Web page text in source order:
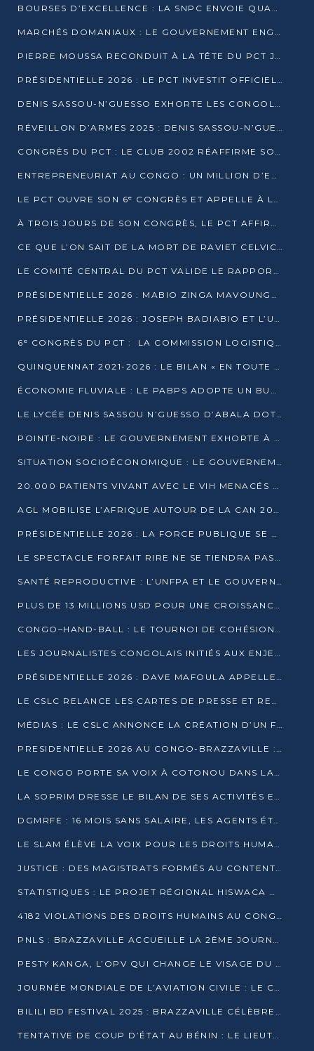
BOURSES D’EXCELLENCE : LA SNPC ENVOIE QUATRE NOUVEAUX TALENTS CONGOLAIS SE FORMER À BAKOU
MARCHÉS DOMANIAUX : LE GOUVERNEMENT ENGAGE LA STRUCTURATION DES TAXES D’ASSAINISSEMENT
PIERRE MOUSSA RECONDUIT À LA TÊTE DU PCT JUSQU’EN 2031
PRÉSIDENTIELLE 2026 : LE PCT INVESTIT OFFICIELLEMENT DENIS SASSOU NGUESSO
DENIS SASSOU-N’GUESSO EXHORTE LES CONGOLAIS À L’UNITÉ ET AU FAIR-PLAY DÉMOCRATIQUE EN 2026
RÉVEILLON D’ARMES 2025 : DENIS SASSOU-N’GUESSO GARANTIT DES ÉLECTIONS 2026 PAISIBLES ET SÉCURISÉES
CONGRÈS DU PCT : LE CLUB 2002 RÉAFFIRME SON SOUTIEN À DENIS SASSOU-N’GUESSO POUR 2026
ENTREPRENEURIAT AU CONGO : UN MILLION D’EUROS POUR FINANCER LES STARTUPS DÈS 2026
LE PCT OUVRE SON 6ᵉ CONGRÈS ET APPELLE À LA CANDIDATURE DE DENIS SASSOU NGUESSO
À TROIS JOURS DE SON CONGRÈS, LE PCT AFFIRME AVOIR ATTEINT TOUS SES OBJECTIFS
CE QUE L’ON SAIT DE LA MORT DE RAVIET CELVIC N’TSIANTSIE
LE COMITÉ CENTRAL DU PCT VALIDE LE RAPPORT DU CONGRÈS ET SOUTIENT DENIS SASSOU N’GUESSO
PRÉSIDENTIELLE 2026 : MABIO ZINGA MAVOUNGOU DÉCLARE SA CANDIDATURE ET CHARGE LE BILAN DU PCT
PRÉSIDENTIELLE 2026 : JOSEPH BADIABIO ET L’UDH-YUKI JOUENT LA PRUDENCE
6ᵉ CONGRÈS DU PCT : LA COMMISSION LOGISTIQUE ASSURE LA DISTRIBUTION DES KITS
QUINQUENNAT 2021-2026 : LE BILAN « EN TOUTE TRANSPARENCE » PRÉSENTÉ À LA PRESSE
ÉCONOMIE FLUVIALE : LE PABPS ADOPTE UN BUDGET 2026 DE PLUS DE 2,7 MILLIARDS FCFA
LE LYCÉE DENIS SASSOU N’GUESSO D’ABALA DOTÉ D’UNE SALLE MULTIMÉDIA
POINTE-NOIRE : LE GOUVERNEMENT EXHORTE À UN USAGE RESPONSABLE DU NOUVEAU MATÉRIEL MUNICIPAL
SITUATION SOCIOÉCONOMIQUE : LE GOUVERNEMENT INTERPELLÉ DEVANT LE SÉNAT
20.000 PATIENTS VIVANT AVEC LE VIH MENACÉS D’ARRÊT DE TRAITEMENT
AGL MOBILISE L’AFRIQUE AUTOUR DE LA CAN 2025
PRÉSIDENTIELLE 2026 : LA FORCE PUBLIQUE SE PRÉPARE À SÉCURISER LE SCRUTIN
LE SPECTACLE FORFAIT RIRE NE SE TIENDRA PAS LE 1ER JANVIER
SANTÉ REPRODUCTIVE : L’UNFPA ET LE GOUVERNEMENT AFFINENT LES PRIORITÉS DE 2026
PLUS DE 13 MILLIONS USD POUR UNE CROISSANCE VERTE ET SOUVERAINE
CONGO–HAND-BALL : LE TOURNOI DE COHÉSION ET DE FRATERNITÉ ALLUME SES LAMPIONS À BRAZZAVILLE
LES JOURNALISTES CONGOLAIS INITIÉS AUX ENJEUX DE L’ÉCONOMIE BLEUE
PRÉSIDENTIELLE 2026 : DAVE MAFOULA APPELLE LES CONGOLAIS À UN « NOUVEAU DÉPART »
LE CSLC RELANCE LES CARTES DE PRESSE ET RECONNAÎT OFFICIELLEMENT LES MÉDIAS EN LIGNE
MÉDIAS : LE CSLC ANNONCE LA CRÉATION D’UN FONDS D’APPUI À LA PRESSE
PRESIDENTIELLE 2026 AU CONGO-BRAZZAVILLE : UN CASTING ÉLARGI
LE CONGO PORTE SA VOIX À COTONOU DANS LA LUTTE CONTRE LA TUBERCULOSE
LA SOPRIM DRESSE LE BILAN DE SES ACTIVITÉS ET FIXE DE NOUVELLES PRIORITÉS
DGMRFE : 16 MOIS SANS SALAIRE, LES AGENTS ÉTOUFFENT DANS LE SILENCE
LE SLAM ÉLÈVE LA VOIX POUR LES DROITS HUMAINS À BRAZZAVILLE
JUSTICE : DES MAGISTRATS FORMÉS AU CONTENTIEUX DE LA PROPRIÉTÉ INTELLECTUELLE
STATISTIQUES : LE PROJET RÉGIONAL HISWACA OFFICIELLEMENT LANCÉ AU CONGO
4182 VIOLATIONS DES DROITS HUMAINS AU CONGO EN 2025 SELON LE CAD
PNLS : BRAZZAVILLE ACCUEILLE LA 2ÈME JOURNÉE SCIENTIFIQUE SUR LE VIH/SIDA
PESTY KANGA, L’OPV QUI CHANGE LE VISAGE DU REPORTAGE AU CONGO
JOURNÉE MONDIALE DE L’AVIATION CIVILE : LE CONGO MISE SUR L’INNOVATION ET LA SÉCURITÉ
BILILI BD FESTIVAL 2025 : BRAZZAVILLE CÉLÈBRE DIX ANS DE CRÉATION GRAPHIQUE AFRICAINE
TENTATIVE DE COUP D’ÉTAT AU BÉNIN : LE LIEUTENANT-COLONEL TIGRI S’AUTOPROCLAME CHEF D’UN COMITÉ MILITAIRE